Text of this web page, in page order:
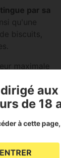
par sa
qu'une
biscuits,
maximale
de 18
à cette
ENTRER